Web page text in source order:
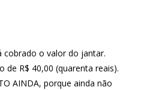
cobrado o valor do jantar.
de R$ 40,00 (quarenta reais).
AINDA, porque ainda não